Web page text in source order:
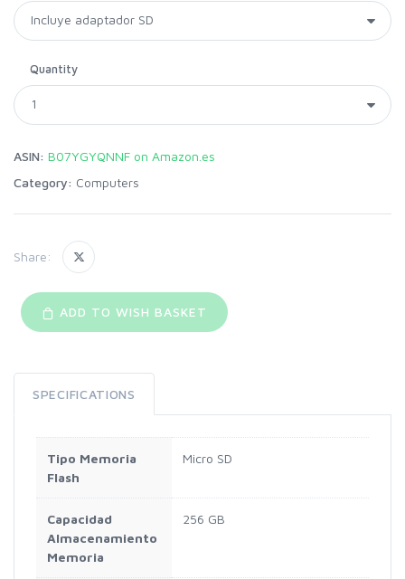
Quantity
ASIN: B07YGYQNNF on Amazon.es
Category: Computers
Share:
ADD TO WISH BASKET
SPECIFICATIONS
Tipo Memoria
Flash
Micro SD
Capacidad
Almacenamiento
Memoria
256 GB